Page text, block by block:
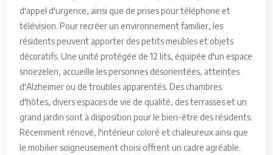
d'appel d'urgence, ainsi que de prises pour téléphone et
télévision. Pour recréer un environnement familier, les
résidents peuvent apporter des petits meubles et objets
décoratifs. Une unité protégée de 12 lits, équipée d'un espace
snoezelen, accueille les personnes désorientées, atteintes
d'Alzheimer ou de troubles apparentés. Des chambres
d'hôtes, divers espaces de vie de qualité, des terrasses et un
grand jardin sont à disposition pour le bien-être des résidents.
Récemment rénové, l'intérieur coloré et chaleureux ainsi que
le mobilier soigneusement choisi offrent un cadre agréable.